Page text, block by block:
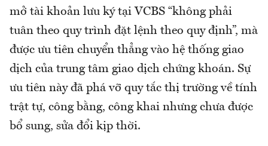
mở tài khoản lưu ký tại VCBS “không phải
tuân theo quy trình đặt lệnh theo quy định”, mà
được ưu tiên chuyển thẳng vào hệ thống giao
dịch của trung tâm giao dịch chứng khoán. Sự
ưu tiên này đã phá vỡ quy tắc thị trường về tính
trật tự, công bằng, công khai nhưng chưa được
bổ sung, sửa đổi kịp thời.